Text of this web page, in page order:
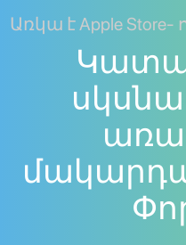
Առկա է Apple Store-